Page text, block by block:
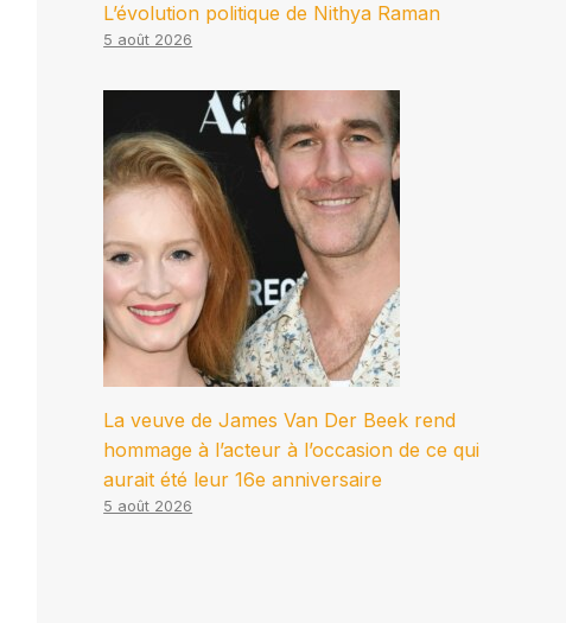
L’évolution politique de Nithya Raman
5 août 2026
La veuve de James Van Der Beek rend
hommage à l’acteur à l’occasion de ce qui
aurait été leur 16e anniversaire
5 août 2026